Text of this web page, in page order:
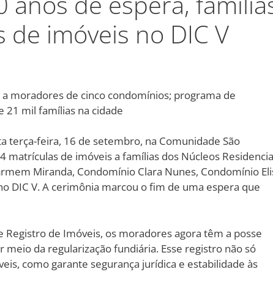
imóveis no DIC V
moradores de cinco condomínios; programa de
21 mil famílias na cidade
terça-feira, 16 de setembro, na Comunidade São
matrículas de imóveis a famílias dos Núcleos
Miranda, Condomínio Clara Nunes, Condomínio
DIC V. A cerimônia marcou o fim de uma espera que
de Imóveis, os moradores agora têm a posse
da regularização fundiária. Esse registro não só
como garante segurança jurídica e estabilidade às